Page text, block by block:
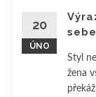
20
ÚNO
Styl
žena